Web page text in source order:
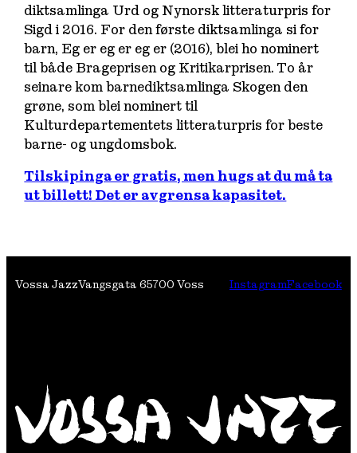
diktsamlinga Urd og Nynorsk litteraturpris for
Sigd i 2016. For den første diktsamlinga si for
barn,Eg er eg er eg er (2016), blei ho nominert
til både Brageprisen og Kritikarprisen. To år
seinare kom barnediktsamlinga Skogen den
grøne, som blei nominert til
Kulturdepartementets litteraturpris for beste
barne- og ungdomsbok.
Tilskipinga er gratis, men hugs at du må ta
ut billett! Det er avgrensa kapasitet.
Vossa JazzVangsgata 65700 Voss InstagramFacebook